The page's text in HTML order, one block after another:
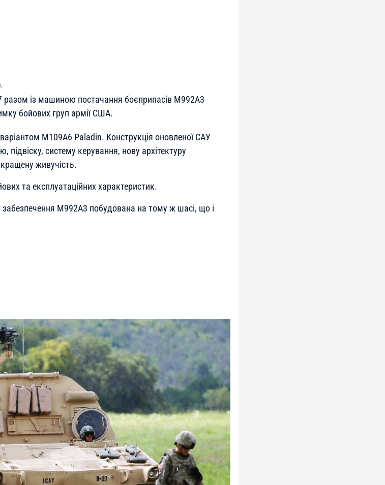
із машиною постачання боєприпасів M992A3
бойових груп армії США.
M109A6 Paladin. Конструкція оновленої САУ
підвіску, систему керування, нову архітектуру
живучість.
та експлуатаційних характеристик.
M992A3 побудована на тому ж шасі, що і